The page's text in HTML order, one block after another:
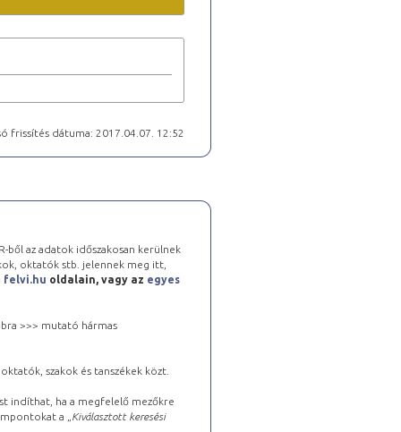
frissítés dátuma: 2017.04.07. 12:52
ből az adatok időszakosan kerülnek
oktatók stb. jelennek meg itt,
felvi.hu oldalain, vagy az egyes
>>> mutató hármas
szakok és tanszékek közt.
indíthat, ha a megfelelő mezőkre
a „ Kiválasztott keresési